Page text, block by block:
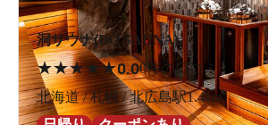
洞サウナ(DO SAUNA)
★★★★★0.00件の口コミ
北海道 / 札幌 / 北広島駅1.4km